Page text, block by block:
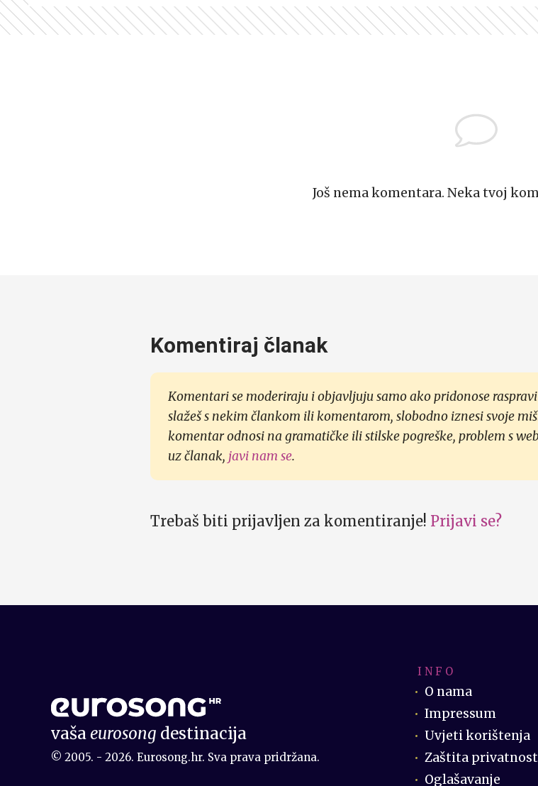
Još nema komentara. Neka tvoj
Komentiraj članak
Komentari se moderiraju i objavljuju samo ako pridonose
slažeš s nekim člankom ili komentarom, slobodno iznesi svoje
komentar odnosi na gramatičke ili stilske pogreške, problem s
uz članak, javi nam se.
Trebaš biti prijavljen za komentiranje! Prijavi se?
vašaeurosong destinacija
© 2005. - 2026. Eurosong.hr. Sva prava pridržana.
I N F O
O nama
Impressum
Uvjeti korištenja
Zaštita
Oglašavanje